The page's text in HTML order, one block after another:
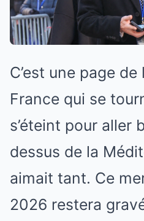
C’est une page de
France qui se
s’éteint pour aller
dessus de la
aimait tant. Ce
2026 restera